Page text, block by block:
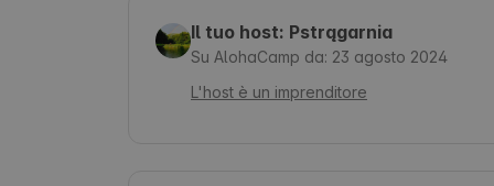
Il tuo host: Pstrągarnia
Su AlohaCamp da: 23 agosto 2024
L'host è un imprenditore